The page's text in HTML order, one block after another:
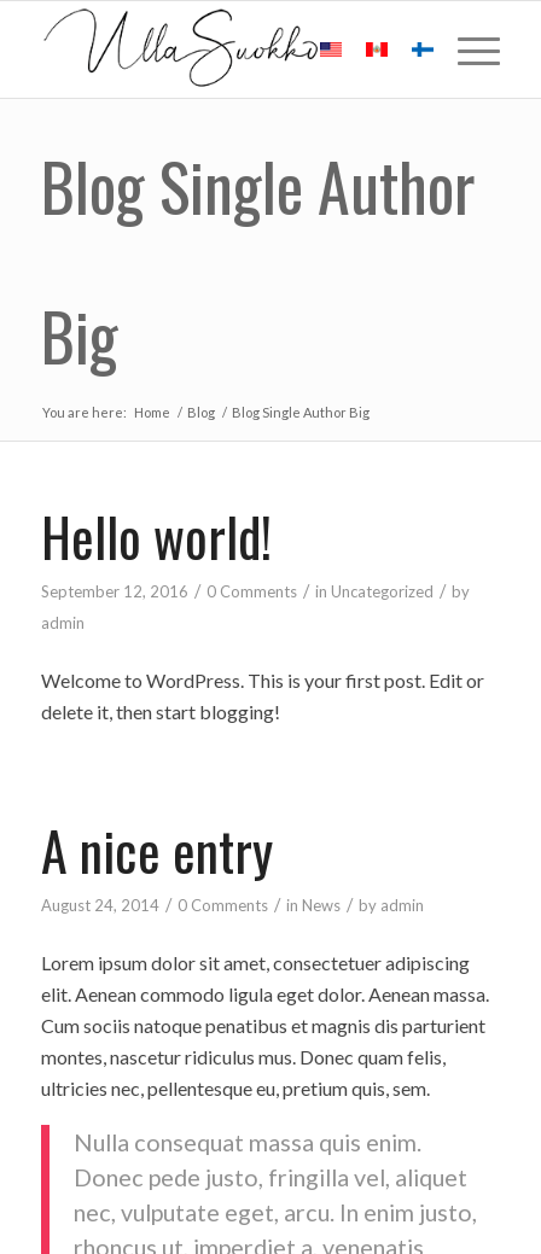
Blog Single Author
Big
You are here: Home / Blog / Blog Single Author Big
Hello world!
September 12, 2016 / 0 Comments / in Uncategorized / by
admin
Welcome to WordPress. This is your first post. Edit or
delete it, then start blogging!
A nice entry
August 24, 2014 / 0 Comments / in News / by admin
Lorem ipsum dolor sit amet, consectetuer adipiscing
elit. Aenean commodo ligula eget dolor. Aenean massa.
Cum sociis natoque penatibus et magnis dis parturient
montes, nascetur ridiculus mus. Donec quam felis,
ultricies nec, pellentesque eu, pretium quis, sem.
Nulla consequat massa quis enim.
Donec pede justo, fringilla vel, aliquet
nec, vulputate eget, arcu. In enim justo,
rhoncus ut, imperdiet a, venenatis